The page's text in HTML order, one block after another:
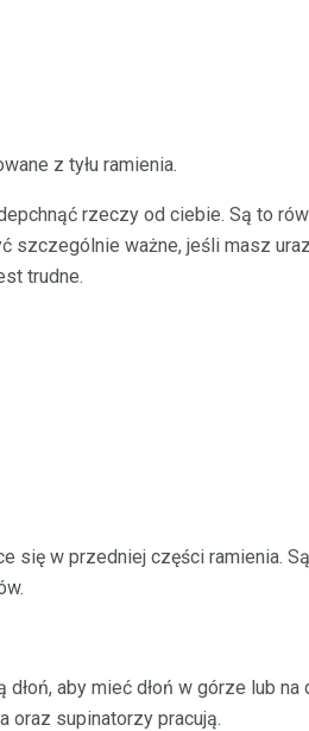
z tyłu ramienia.
rzeczy od ciebie. Są to
szczególnie ważne, jeśli masz
trudne.
się w przedniej części ramienia.
aby mieć dłoń w górze lub
oraz supinatorzy pracują.